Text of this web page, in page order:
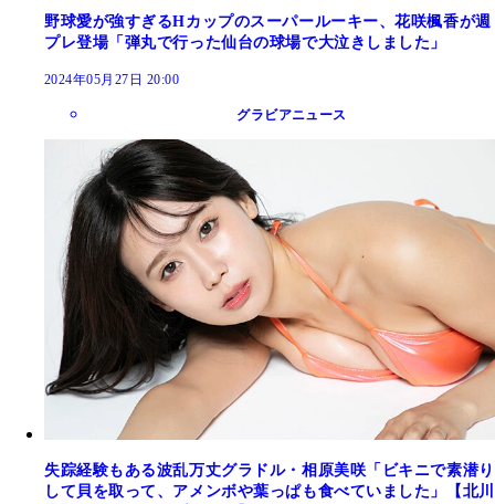
野球愛が強すぎるHカップのスーパールーキー、花咲楓香が週
プレ登場「弾丸で行った仙台の球場で大泣きしました」
2024年05月27日 20:00
グラビアニュース
失踪経験もある波乱万丈グラドル・相原美咲「ビキニで素潜り
して貝を取って、アメンボや葉っぱも食べていました」【北川